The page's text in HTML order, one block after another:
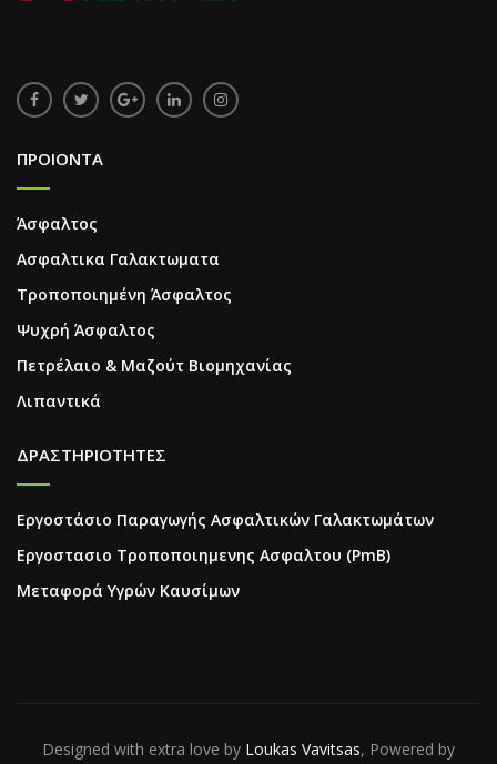
ΠΡΟΙΟΝΤΑ
Άσφαλτος
Ασφαλτικα Γαλακτωματα
Τροποποιημένη Άσφαλτος
Ψυχρή Άσφαλτος
Πετρέλαιο & Μαζούτ Βιομηχανίας
Λιπαντικά
ΔΡΑΣΤΗΡΙΟΤΗΤΕΣ
Εργοστάσιο Παραγωγής Ασφαλτικών Γαλακτωμάτων
Εργοστασιο Τροποποιημενης Ασφαλτου (PmB)
Μεταφορά Υγρών Καυσίμων
Designed with extra love by Loukas Vavitsas, Powered by